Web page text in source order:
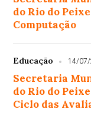
do Rio do
Computação
Educação 14/
Secretaria
do Rio do
Ciclo das